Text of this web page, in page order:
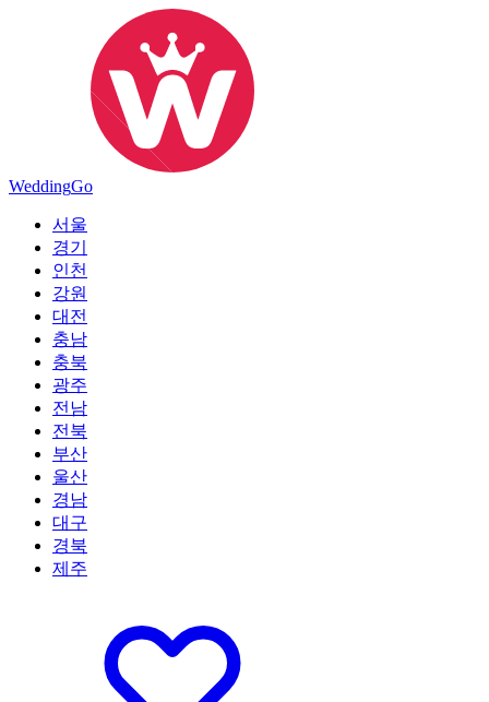
WeddingGo
서울
경기
인천
강원
대전
충남
충북
광주
전남
전북
부산
울산
경남
대구
경북
제주